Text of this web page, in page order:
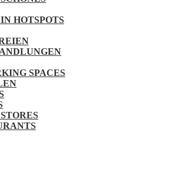
HOTSPOTS
SPACES